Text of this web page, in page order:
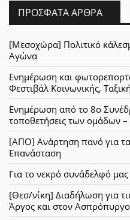
ΠΡΌΣΦΑΤΑ ΆΡΘΡΑ
[Μεσοχώρα] Πολιτικό
Αγώνα
Ενημέρωση και
Φεστιβάλ Κοινωνικής,
Ενημέρωση από το 8ο
τοποθετήσεις των ομάδων
[ΑΠΟ] Ανάρτηση πανό για
Επανάσταση
Για το νεκρό συνάδελφό
[Θεσ/νίκη] Διαδήλωση για
Άργος και στον Ασπρόπυργο